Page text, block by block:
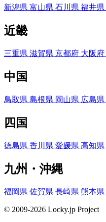
新潟県 富山県 石川県 福井県
近畿
三重県 滋賀県 京都府 大阪府
中国
鳥取県 島根県 岡山県 広島県
四国
徳島県 香川県 愛媛県 高知県
九州・沖縄
福岡県 佐賀県 長崎県 熊本県
© 2009-2026 Locky.jp Project